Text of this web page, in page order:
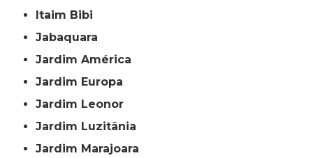
Itaim Bibi
Jabaquara
Jardim América
Jardim Europa
Jardim Leonor
Jardim Luzitânia
Jardim Marajoara